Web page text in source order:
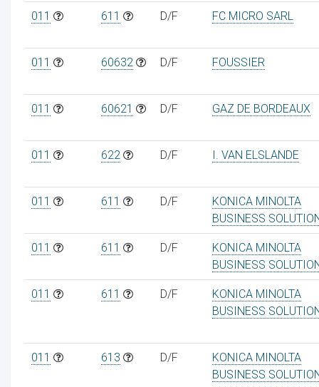
011 611 D/F FC MICRO SARL
011 60632 D/F FOUSSIER
011 60621 D/F GAZ DE BORDEAUX
011 622 D/F I. VAN ELSLANDE
011 611 D/F
KONICA MINOLTA
BUSINESS
011 611 D/F
KONICA MINOLTA
BUSINESS
011 611 D/F
KONICA MINOLTA
BUSINESS
011 613 D/F
KONICA MINOLTA
BUSINESS